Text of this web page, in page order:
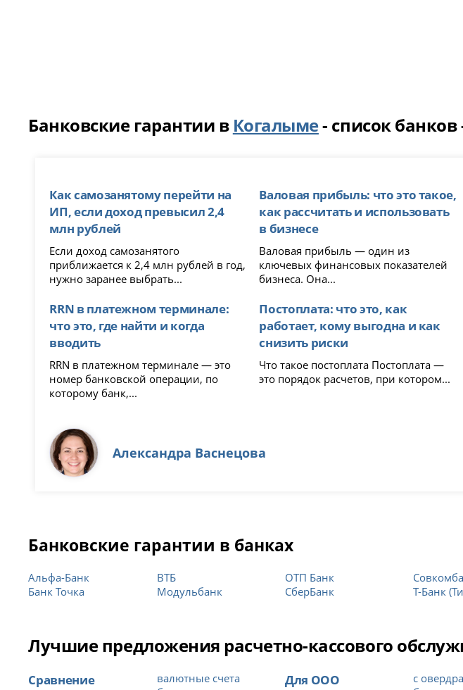
Банковские гарантии в Когалыме- список
Как самозанятому перейти на
ИП, если доход превысил 2,4
млн рублей
Если доход самозанятого
приближается к 2,4 млн рублей в год,
нужно заранее выбрать...
RRN в платежном терминале:
что это, где найти и когда
вводить
RRN в платежном терминале — это
номер банковской операции, по
которому банк,...
Валовая прибыль: что это такое,
как рассчитать и использовать
в бизнесе
Валовая прибыль — один из
ключевых финансовых показателей
бизнеса. Она...
Постоплата: что это, как
работает, кому выгодна и как
снизить риски
Что такое постоплата Постоплата —
это порядок расчетов, при котором...
Александра Васнецова
Банковские гарантии в банках
Альфа-Банк
Банк Точка
ВТБ
Модульбанк
ОТП Банк
СберБанк
Т-Банк
Лучшие предложения расчетно-кассового
Сравнение
валютные счета
Для ООО
с